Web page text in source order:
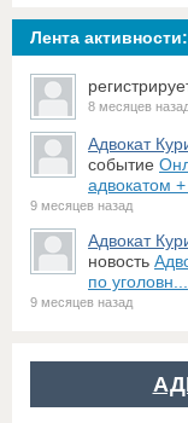
Лента активности:
8 месяцев
Адвокат
событие
адвокатом +
9 месяцев назад
Адвокат
новость
по уголовн...
9 месяцев назад